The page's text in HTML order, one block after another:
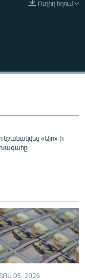
Ուղիղ հղում
«Այո»-ի
05, 2026